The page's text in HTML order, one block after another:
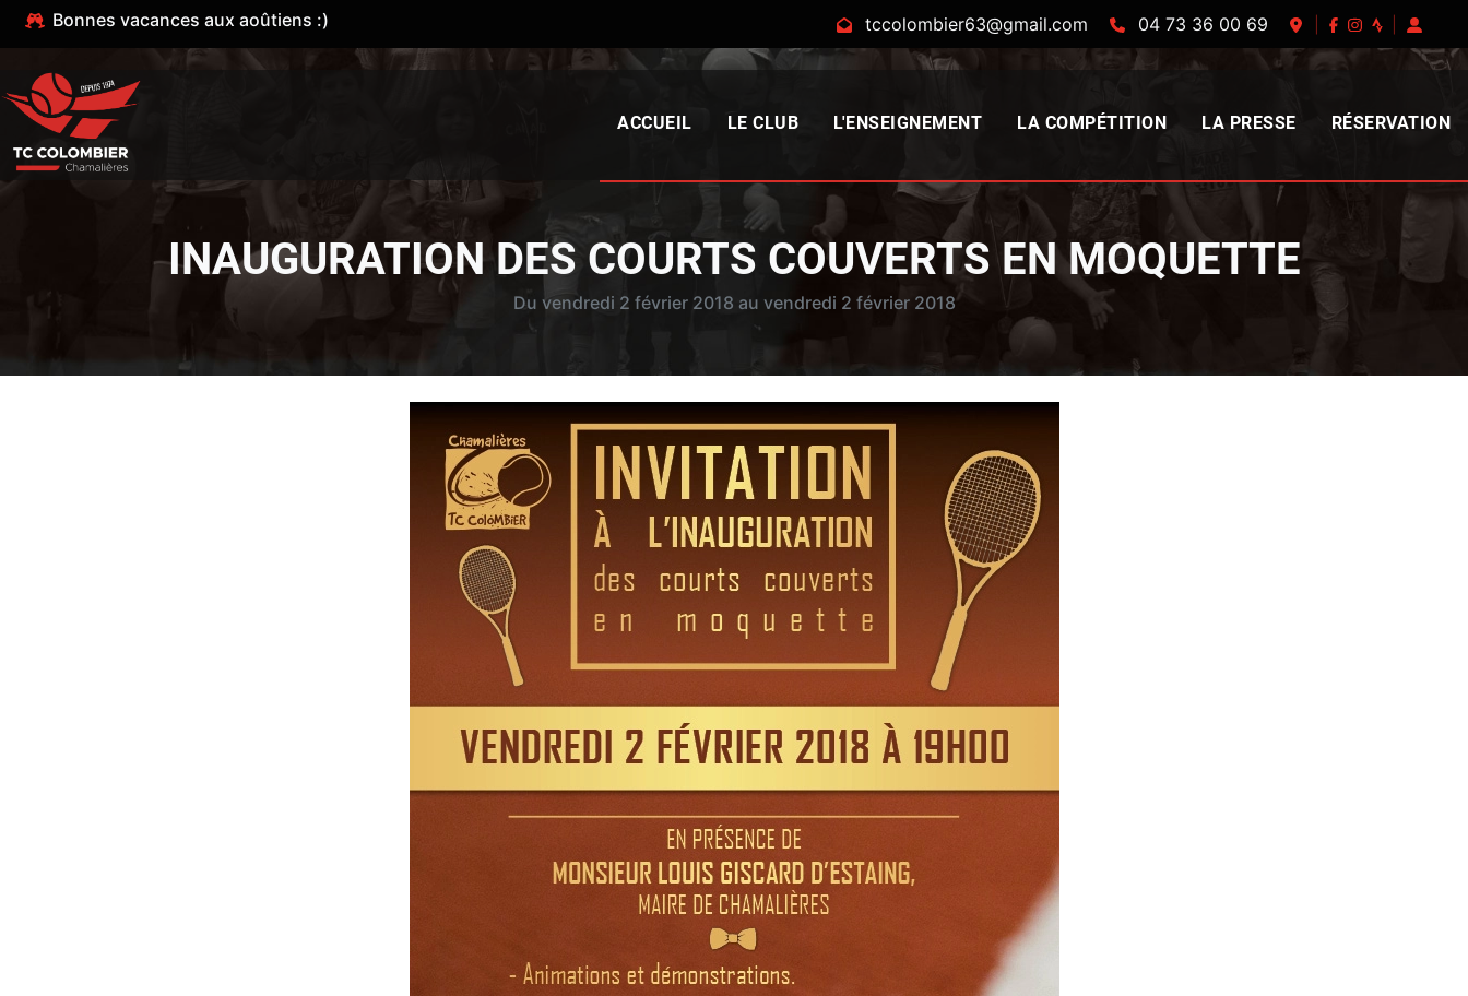
Bonnes vacances aux aoûtiens :) tccolombier63@gmail.com 04 73 36 00 69
ACCUEIL LE CLUB L'ENSEIGNEMENT LA COMPÉTITION LA PRESSE RÉSERVATION
INAUGURATION DES COURTS COUVERTS EN MOQUETTE
Du vendredi 2 février 2018 au vendredi 2 février 2018